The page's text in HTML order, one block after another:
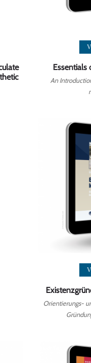
Essentials
An
Orientierungs-